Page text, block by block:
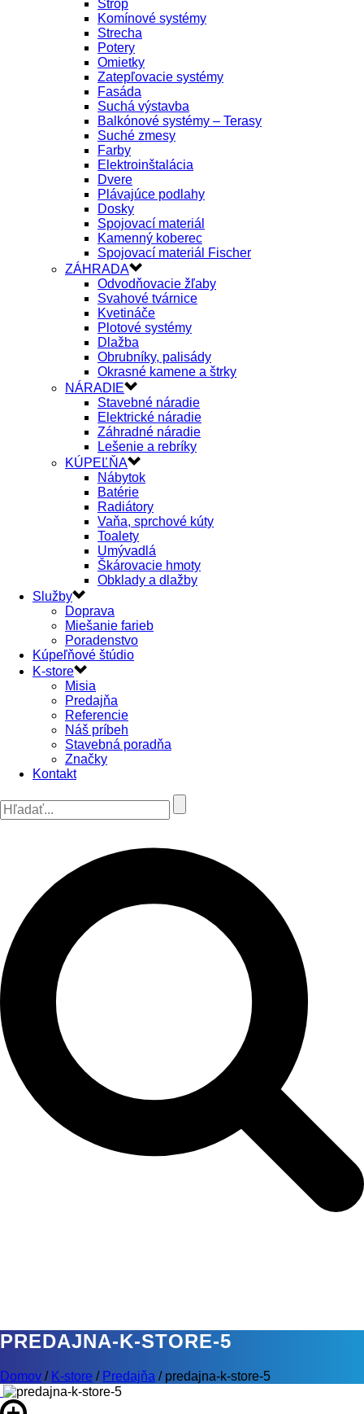
Strop
Komínové systémy
Strecha
Potery
Omietky
Zatepľovacie systémy
Fasáda
Suchá výstavba
Balkónové systémy – Terasy
Suché zmesy
Farby
Elektroinštalácia
Dvere
Plávajúce podlahy
Dosky
Spojovací materiál
Kamenný koberec
Spojovací materiál Fischer
ZÁHRADA
Odvodňovacie žľaby
Svahové tvárnice
Kvetináče
Plotové systémy
Dlažba
Obrubníky, palisády
Okrasné kamene a štrky
NÁRADIE
Stavebné náradie
Elektrické náradie
Záhradné náradie
Lešenie a rebríky
KÚPEĽŇA
Nábytok
Batérie
Radiátory
Vaňa, sprchové kúty
Toalety
Umývadlá
Škárovacie hmoty
Obklady a dlažby
Služby
Doprava
Miešanie farieb
Poradenstvo
Kúpeľňové štúdio
K-store
Misia
Predajňa
Referencie
Náš príbeh
Stavebná poradňa
Značky
Kontakt
PREDAJNA-K-STORE-5
Domov / K-store / Predajňa / predajna-k-store-5